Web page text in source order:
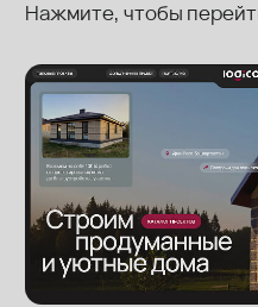
( наши работы )